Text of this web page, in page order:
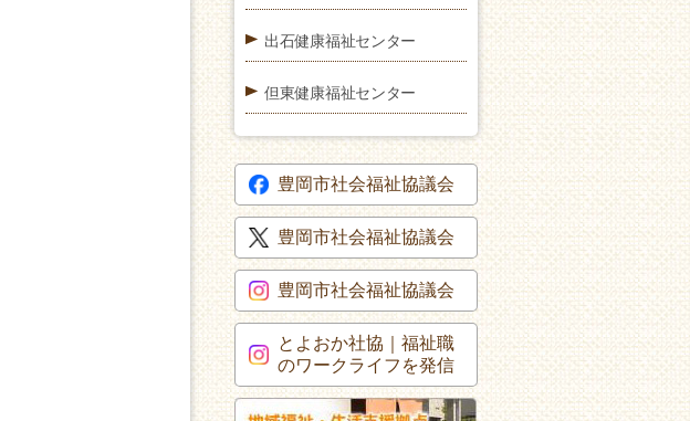
出石健康福祉センター
但東健康福祉センター
豊岡市社会福祉協議会
豊岡市社会福祉協議会
豊岡市社会福祉協議会
とよおか社協｜福祉職
のワークライフを発信